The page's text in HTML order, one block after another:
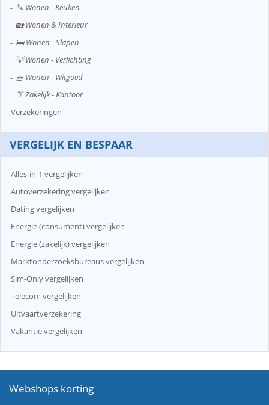
🔪 Wonen - Keuken
🏡 Wonen & Interieur
🛏️ Wonen - Slapen
💡 Wonen - Verlichting
🧺 Wonen - Witgoed
👔 Zakelijk - Kantoor
Verzekeringen
VERGELIJK EN BESPAAR
Alles-in-1 vergelijken
Autoverzekering vergelijken
Dating vergelijken
Energie (consument) vergelijken
Energie (zakelijk) vergelijken
Marktonderzoeksbureaus vergelijken
Sim-Only vergelijken
Telecom vergelijken
Uitvaartverzekering
Vakantie vergelijken
Webshops korting